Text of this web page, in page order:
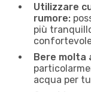
Utilizzare
rumore:
più
Bere molta
acqua per